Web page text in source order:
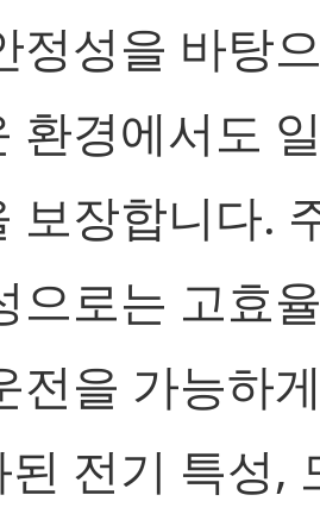
정성을 바탕
환경에서도
보장합니다.
으로는 고효
전을 가능하
전기 특성,